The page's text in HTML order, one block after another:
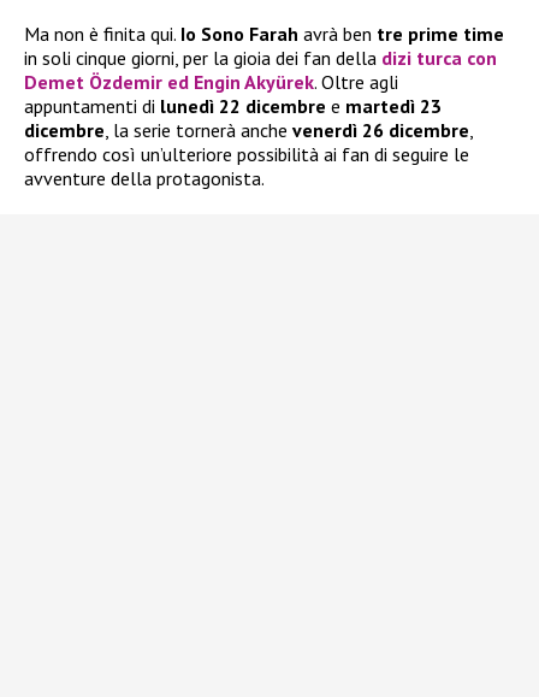
Ma non è finita qui. Io Sono Farah avrà ben tre prime time
in soli cinque giorni, per la gioia dei fan della dizi turca con
Demet Özdemir ed Engin Akyürek. Oltre agli
appuntamenti di lunedì 22 dicembre e martedì 23
dicembre, la serie tornerà anche venerdì 26 dicembre,
offrendo così un’ulteriore possibilità ai fan di seguire le
avventure della protagonista.